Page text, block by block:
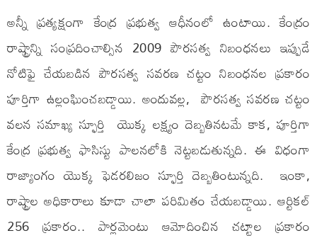
అన్నీ ప్రత్యక్షంగా కేంద్ర ప్రభుత్వ ఆధీనంలో ఉంటాయి. కేంద్రం
రాష్ట్రాన్ని సంప్రదించాల్సిన 2009 పౌరసత్వ నిబంధనలు ఇప్పుడే
నోటిఫై చేయబడిన పౌరసత్వ సవరణ చట్టం నిబంధనల ప్రకారం
పూర్తిగా ఉల్లంఘించబడ్డాయి. అందువల్ల, పౌరసత్వ సవరణ చట్టం
వలన సమాఖ్య స్ఫూర్తి యొక్క లక్ష్యం దెబ్బతినటమే కాక, పూర్తిగా
కేంద్ర ప్రభుత్వ ఫాసిస్టు పాలనలోకి నెట్టబడుతున్నది. ఈ విధంగా
రాజ్యాంగం యొక్క ఫెడరలిజం స్ఫూర్తి దెబ్బతింటున్నది. ఇంకా,
రాష్ట్రాల అధికారాలు కూడా చాలా పరిమితం చేయబడ్డాయి. ఆర్టికల్
256 ప్రకారం.. పార్లమెంటు ఆమోదించిన చట్టాల ప్రకారం